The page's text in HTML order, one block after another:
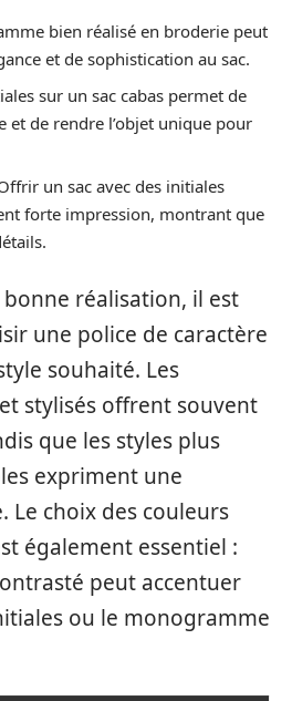
bien réalisé en broderie peut
et de sophistication au sac.
sur un sac cabas permet de
et de rendre l’objet unique pour
un sac avec des initiales
forte impression, montrant que
réalisation, il est
une police de caractère
souhaité. Les
stylisés offrent souvent
que les styles plus
expriment une
Le choix des couleurs
également essentiel :
peut accentuer
ou le monogramme